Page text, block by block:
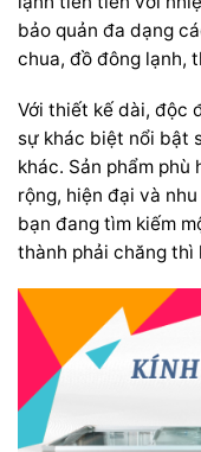
bảo quản đa dạng
chua, đồ đông lạnh,
Với thiết kế dài, độc
sự khác biệt nổi bật
khác. Sản phẩm
rộng, hiện đại và
bạn đang tìm kiếm
thành phải chăng thì